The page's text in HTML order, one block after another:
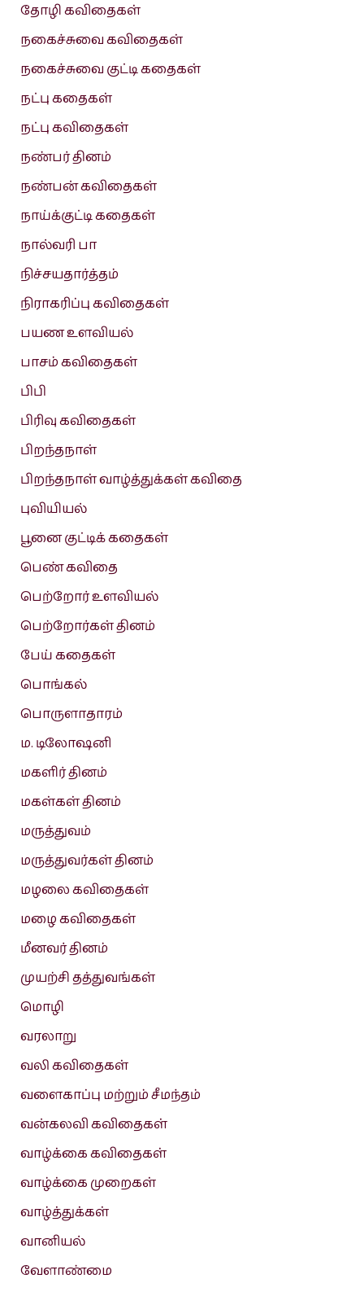
தோழி கவிதைகள்
நகைச்சுவை கவிதைகள்
நகைச்சுவை குட்டி கதைகள்
நட்பு கதைகள்
நட்பு கவிதைகள்
நண்பர் தினம்
நண்பன் கவிதைகள்
நாய்க்குட்டி கதைகள்
நால்வரி பா
நிச்சயதார்த்தம்
நிராகரிப்பு கவிதைகள்
பயண உளவியல்
பாசம் கவிதைகள்
பிபி
பிரிவு கவிதைகள்
பிறந்தநாள்
பிறந்தநாள் வாழ்த்துக்கள் கவிதை
புவியியல்
பூனை குட்டிக் கதைகள்
பெண் கவிதை
பெற்றோர் உளவியல்
பெற்றோர்கள் தினம்
பேய் கதைகள்
பொங்கல்
பொருளாதாரம்
ம. டிலோஷனி
மகளிர் தினம்
மகள்கள் தினம்
மருத்துவம்
மருத்துவர்கள் தினம்
மழலை கவிதைகள்
மழை கவிதைகள்
மீனவர் தினம்
முயற்சி தத்துவங்கள்
மொழி
வரலாறு
வலி கவிதைகள்
வளைகாப்பு மற்றும் சீமந்தம்
வன்கலவி கவிதைகள்
வாழ்க்கை கவிதைகள்
வாழ்க்கை முறைகள்
வாழ்த்துக்கள்
வானியல்
வேளாண்மை